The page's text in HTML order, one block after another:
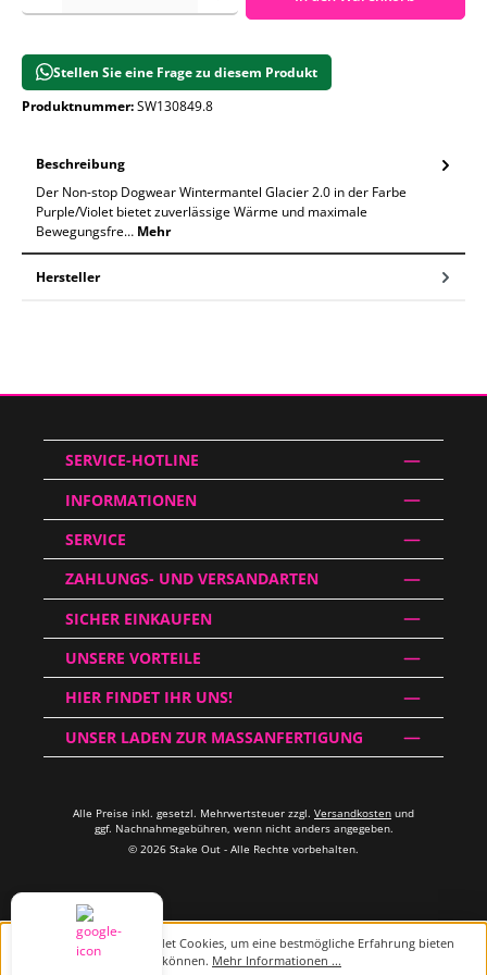
Stellen Sie eine Frage zu diesem Produkt
Produktnummer:SW130849.8
Beschreibung
Der Non-stop Dogwear Wintermantel Glacier 2.0 in der Farbe
Purple/Violet bietet zuverlässige Wärme und maximale
Bewegungsfre… Mehr
Hersteller
SERVICE-HOTLINE
INFORMATIONEN
SERVICE
ZAHLUNGS- UND VERSANDARTEN
SICHER EINKAUFEN
UNSERE VORTEILE
HIER FINDET IHR UNS!
UNSER LADEN ZUR MASSANFERTIGUNG
Alle Preise inkl. gesetzl. Mehrwertsteuer zzgl. Versandkosten und
ggf. Nachnahmegebühren, wenn nicht anders angegeben.
© 2026 Stake Out - Alle Rechte vorbehalten.
Diese Website verwendet Cookies, um eine bestmögliche Erfahrung bieten
zu können. Mehr Informationen ...